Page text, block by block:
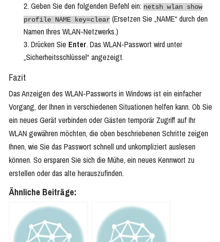
Geben Sie den folgenden Befehl ein: netsh wlan show
profile NAME key=clear (Ersetzen Sie „NAME“ durch den
Namen Ihres WLAN-Netzwerks.)
Drücken Sie Enter. Das WLAN-Passwort wird unter
„Sicherheitsschlüssel“ angezeigt.
Fazit
Das Anzeigen des WLAN-Passworts in Windows ist ein einfacher
Vorgang, der Ihnen in verschiedenen Situationen helfen kann. Ob Sie
ein neues Gerät verbinden oder Gästen temporär Zugriff auf Ihr
WLAN gewähren möchten, die oben beschriebenen Schritte zeigen
Ihnen, wie Sie das Passwort schnell und unkompliziert auslesen
können. So ersparen Sie sich die Mühe, ein neues Kennwort zu
erstellen oder das alte herauszufinden.
Ähnliche Beiträge: